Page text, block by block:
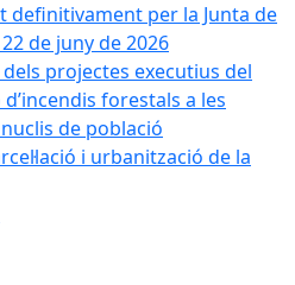
definitivament per la Junta de
de juny de 2026
projectes executius del
forestals a les
de població
i urbanització de la